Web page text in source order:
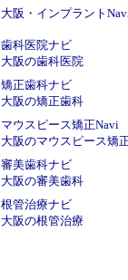
大阪・インプラント
歯科医院ナビ
大阪の歯科医院
矯正歯科ナビ
大阪の矯正歯科
マウスピース矯正Navi
大阪のマウスピース矯
審美歯科ナビ
大阪の審美歯科
根管治療ナビ
大阪の根管治療